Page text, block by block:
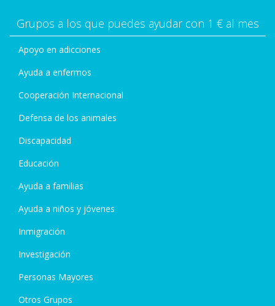
Grupos a los que puedes ayudar con 1 € al mes
Apoyo en adicciones
Ayuda a enfermos
Cooperación Internacional
Defensa de los animales
Discapacidad
Educación
Ayuda a familias
Ayuda a niños y jóvenes
Inmigración
Investigación
Personas Mayores
Otros Grupos